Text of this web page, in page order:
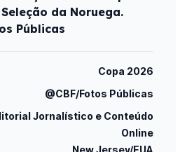
da Noruega.
Públicas
Copa 2026
@CBF/Fotos Públicas
Jornalístico e Conteúdo
Online
New Jersey/EUA